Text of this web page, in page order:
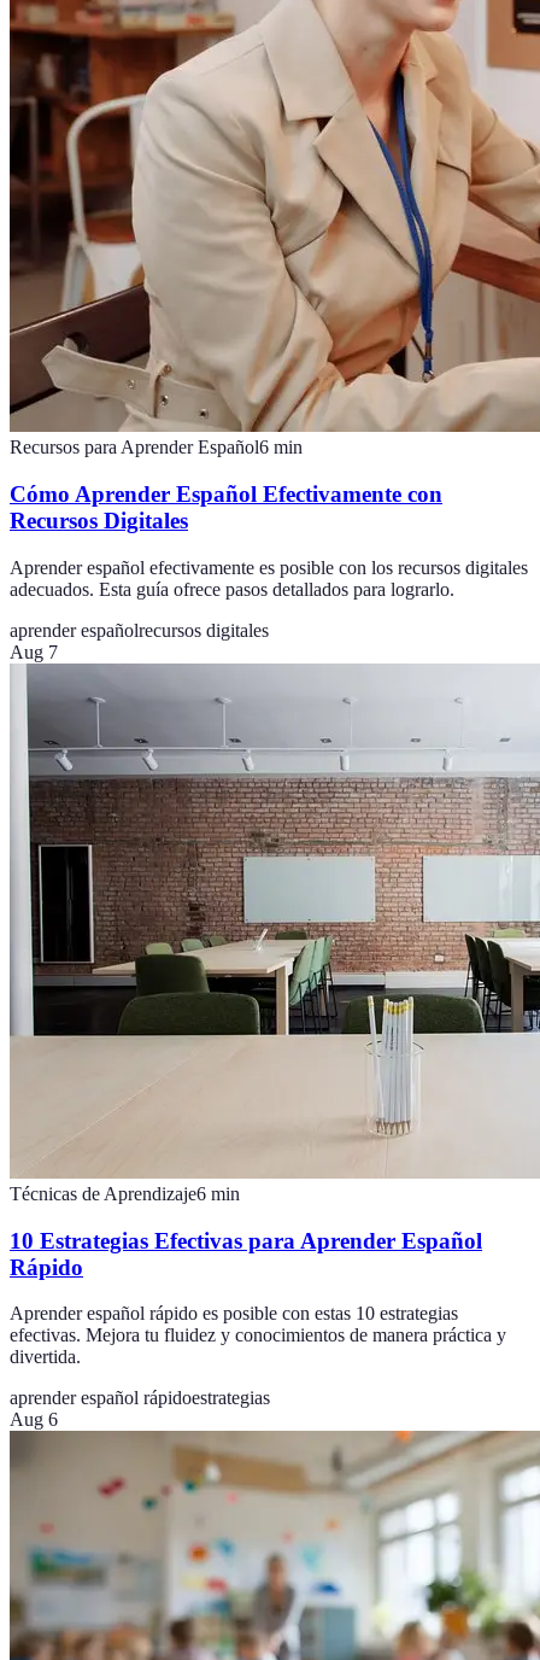
Recursos para Aprender Español6 min
Cómo Aprender Español Efectivamente con
Recursos Digitales
Aprender español efectivamente es posible con los recursos digitales
adecuados. Esta guía ofrece pasos detallados para lograrlo.
aprender españolrecursos digitales
Aug 7
Técnicas de Aprendizaje6 min
10 Estrategias Efectivas para Aprender Español
Rápido
Aprender español rápido es posible con estas 10 estrategias
efectivas. Mejora tu fluidez y conocimientos de manera práctica y
divertida.
aprender español rápidoestrategias
Aug 6